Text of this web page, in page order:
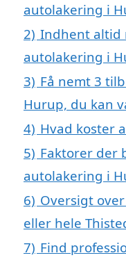
autolakering i
2) Indhent altid
autolakering i
3) Få nemt 3
Hurup, du kan
4) Hvad koster
5) Faktorer der
autolakering i
6) Oversigt
eller hele
7) Find